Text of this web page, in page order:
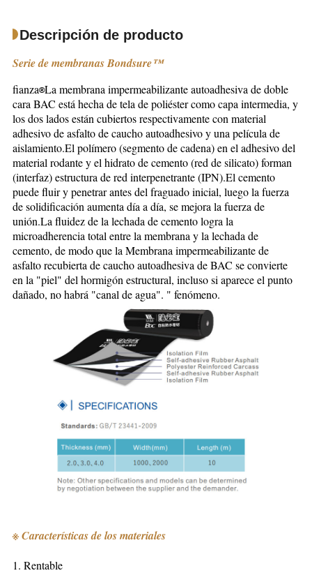
Descripción de producto
Serie de membranas Bondsure™
fianza®La membrana impermeabilizante autoadhesiva de doble
cara BAC está hecha de tela de poliéster como capa intermedia, y
los dos lados están cubiertos respectivamente con material
adhesivo de asfalto de caucho autoadhesivo y una película de
aislamiento.El polímero (segmento de cadena) en el adhesivo del
material rodante y el hidrato de cemento (red de silicato) forman
(interfaz) estructura de red interpenetrante (IPN).El cemento
puede fluir y penetrar antes del fraguado inicial, luego la fuerza
de solidificación aumenta día a día, se mejora la fuerza de
unión.La fluidez de la lechada de cemento logra la
microadherencia total entre la membrana y la lechada de
cemento, de modo que la Membrana impermeabilizante de
asfalto recubierta de caucho autoadhesiva de BAC se convierte
en la "piel" del hormigón estructural, incluso si aparece el punto
dañado, no habrá "canal de agua". " fenómeno.
※ Características de los materiales
1. Rentable